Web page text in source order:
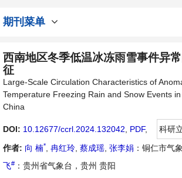
期刊菜单
西南地区冬季低温冰冻雨雪事件异
征
Large-Scale Circulation Characteristics of
Temperature Freezing Rain and Snow Events
China
DOI: 10.12677/ccrl.2024.132042 PDF,
科研
作者: 向 楠* 冉红玲 蔡成瑶 张李娟 ：铜仁市气
飞# ：贵州省气象台，贵州 贵阳